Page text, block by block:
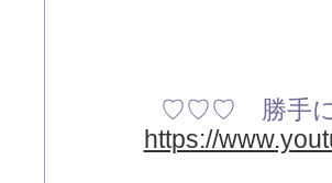
♡♡♡ 勝手に
https://